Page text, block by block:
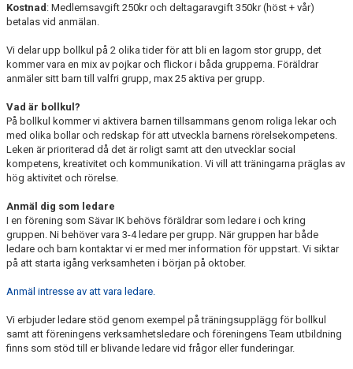
Kostnad : Medlemsavgift 250kr och deltagaravgift 350kr (höst + vår)
betalas vid anmälan.
Vi delar upp bollkul på 2 olika tider för att bli en lagom stor grupp, det
kommer vara en mix av pojkar och flickor i båda grupperna. Föräldrar
anmäler sitt barn till valfri grupp, max 25 aktiva per grupp.
Vad är bollkul?
På bollkul kommer vi aktivera barnen tillsammans genom roliga lekar och
med olika bollar och redskap för att utveckla barnens rörelsekompetens.
Leken är prioriterad då det är roligt samt att den utvecklar social
kompetens, kreativitet och kommunikation. Vi vill att träningarna präglas av
hög aktivitet och rörelse.
Anmäl dig som ledare
I en förening som Sävar IK behövs föräldrar som ledare i och kring
gruppen. Ni behöver vara 3-4 ledare per grupp. När gruppen har både
ledare och barn kontaktar vi er med mer information för uppstart. Vi siktar
på att starta igång verksamheten i början på oktober.
Anmäl intresse av att vara ledare.
Vi erbjuder ledare stöd genom exempel på träningsupplägg för bollkul
samt att föreningens verksamhetsledare och föreningens Team utbildning
finns som stöd till er blivande ledare vid frågor eller funderingar.